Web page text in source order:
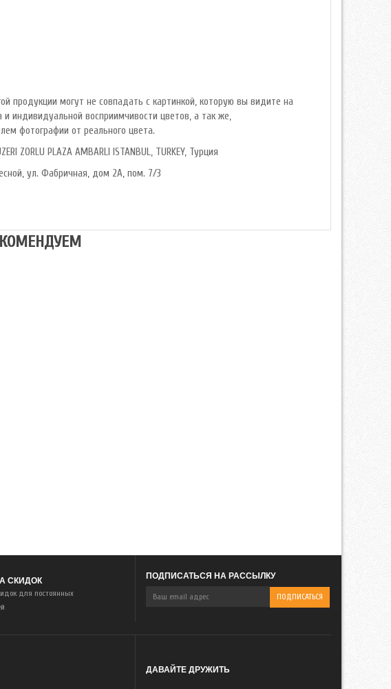
продукции могут не совпадать с картинкой, которую вы видите на
индивидуальной восприимчивости цветов, а так же,
фотографии от реального цвета.
ZORLU PLAZA AMBARLI ISTANBUL, TURKEY, Турция
ул. Фабричная, дом 2А, пом. 7/3
СКИДОК
для постоянных
ПОДПИСАТЬСЯ НА РАССЫЛКУ
ДАВАЙТЕ ДРУЖИТЬ